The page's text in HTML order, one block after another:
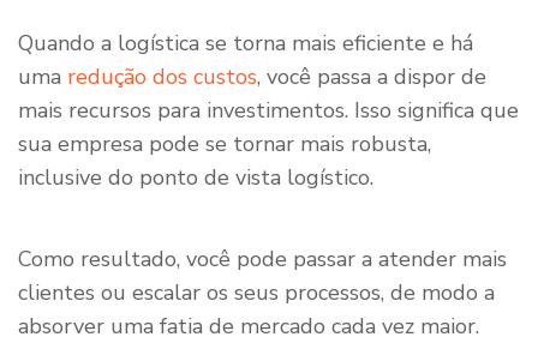
Quando a logística se torna mais eficiente e há
uma redução dos custos, você passa a dispor de
mais recursos para investimentos. Isso significa que
sua empresa pode se tornar mais robusta,
inclusive do ponto de vista logístico.
Como resultado, você pode passar a atender mais
clientes ou escalar os seus processos, de modo a
absorver uma fatia de mercado cada vez maior.